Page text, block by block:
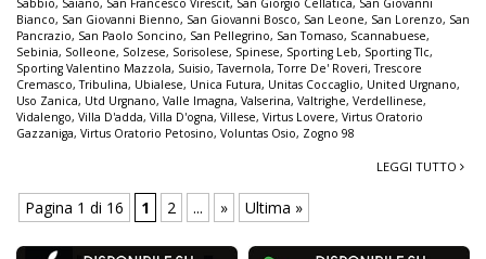
Bianco, San Giovanni Bienno, San Giovanni Bosco, San Leone, San Lorenzo, San
Pancrazio, San Paolo Soncino, San Pellegrino, San Tomaso, Scannabuese,
Sebinia, Solleone, Solzese, Sorisolese, Spinese, Sporting Leb, Sporting Tlc,
Sporting Valentino Mazzola, Suisio,Tavernola,Torre De' Roveri,Trescore
Cremasco,Tribulina, Ubialese, Unica Futura, Unitas Coccaglio, United Urgnano,
Uso Zanica, Utd Urgnano, Valle Imagna, Valserina, Valtrighe, Verdellinese,
Vidalengo, Villa D'adda, Villa D'ogna, Villese, Virtus Lovere, Virtus Oratorio
Gazzaniga, Virtus Oratorio Petosino, Voluntas Osio, Zogno 98
LEGGI TUTTO
Pagina 1 di 16 1 2 ... » Ultima »